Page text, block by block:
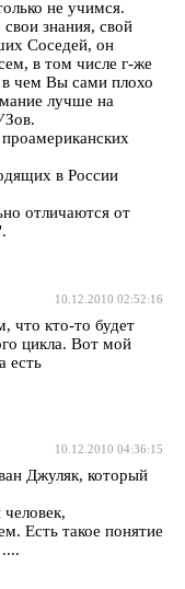
не учимся.
знания, свой
Соседей, он
в том числе г-же
чем Вы сами плохо
лучше на
в России
отличаются от
10.12.2010 02:52:16
что кто-то будет
цикла. Вот мой
есть
10.12.2010 04:36:15
Джуляк, который
Есть такое понятие